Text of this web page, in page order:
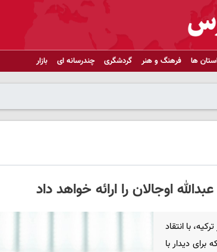
ها فرهنگ و هنر گردشگری چندرسانه ای بازار
اوجالان را ارائه خواهد داد
با انتقاد
دیدار با